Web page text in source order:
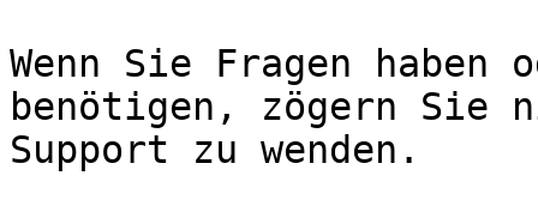
Wenn Sie Fragen haben
benötigen, zögern Sie